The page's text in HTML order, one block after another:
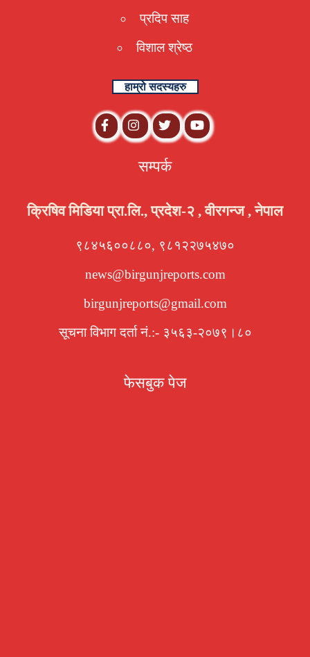
प्रदिप साह
विशाल श्रेष्ठ
हाम्रो सदस्यहरु
सम्पर्क
क्रिषिव मिडिया प्रा.लि., प्रदेश-२ , वीरगन्ज , नेपाल
९८४५६००८८०, ९८१२२७५४७०
news@birgunjreports.com
birgunjreports@gmail.com
सूचना विभाग दर्ता नं.:- ३५६३-२०७९।८०
फेसबुक पेज